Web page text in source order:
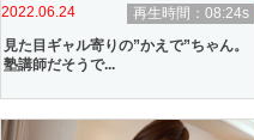
2022.06.24
再生時間：08:24s
見た目ギャル寄りの”かえで”ちゃん。
塾講師だそうで...